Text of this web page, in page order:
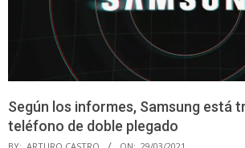
Según los informes, Samsung está
teléfono de doble plegado